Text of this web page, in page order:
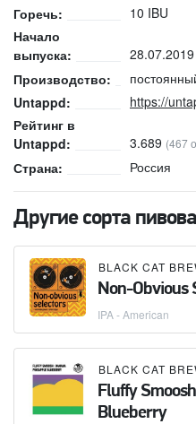
Горечь:
10 IBU
Начало
выпуска:
28.07.2019
Производство:
Untappd:
https://
Рейтинг в
Untappd:
3.689 (467
Страна: Россия
Другие сорта
BLACK CAT
Non-Obvious
IPA - American
BLACK CAT
Fluffy
Blueberry